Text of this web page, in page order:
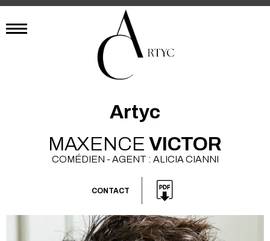
Artyc
MAXENCE VICTOR
COMÉDIEN - AGENT : ALICIA CIANNI
CONTACT